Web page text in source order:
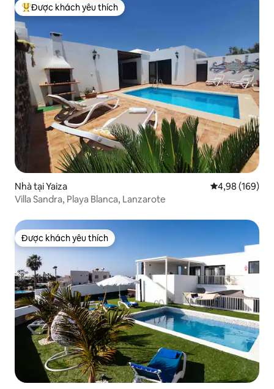
Được khách yêu thích nhất
Được khách yêu thích
Nhà tại Yaiza Xếp hạng
4,98 (169)
Villa Sandra, Playa Blanca, Lanzarote
Được khách yêu thích
Được khách yêu thích